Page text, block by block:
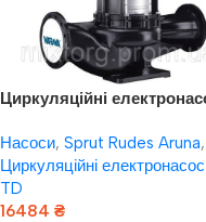
Циркуляційні
(220V)
Насоси, Sprut Rudes Aruna,
Циркуляційні
TD
16484 ₴